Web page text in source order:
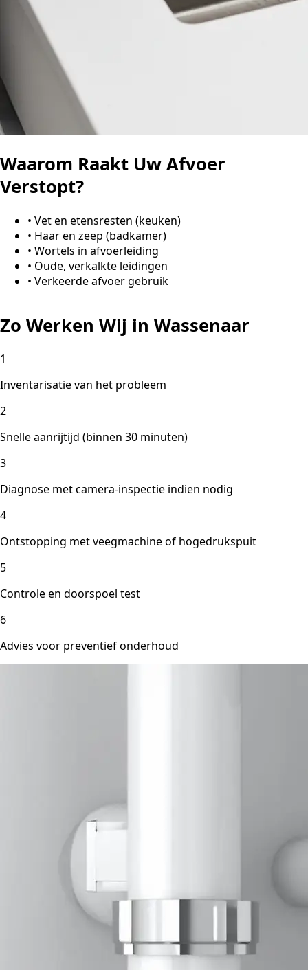
Waarom Raakt Uw Afvoer
Verstopt?
• Vet en etensresten (keuken)
• Haar en zeep (badkamer)
• Wortels in afvoerleiding
• Oude, verkalkte leidingen
• Verkeerde afvoer gebruik
Zo Werken Wij in Wassenaar
1
Inventarisatie van het probleem
2
Snelle aanrijtijd (binnen 30 minuten)
3
Diagnose met camera-inspectie indien nodig
4
Ontstopping met veegmachine of hogedrukspuit
5
Controle en doorspoel test
6
Advies voor preventief onderhoud